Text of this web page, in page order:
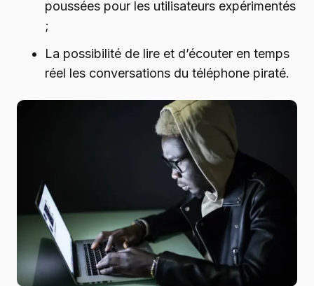
poussées pour les utilisateurs expérimentés
;
La possibilité de lire et d’écouter en temps
réel les conversations du téléphone piraté.